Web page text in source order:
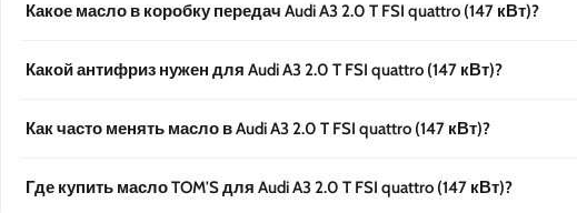
Какое масло в коробку передач Audi A3 2.0 T FSI quattro (147 кВт)?
Какой антифриз нужен для Audi A3 2.0 T FSI quattro (147 кВт)?
Как часто менять масло в Audi A3 2.0 T FSI quattro (147 кВт)?
Где купить масло TOM'S для Audi A3 2.0 T FSI quattro (147 кВт)?